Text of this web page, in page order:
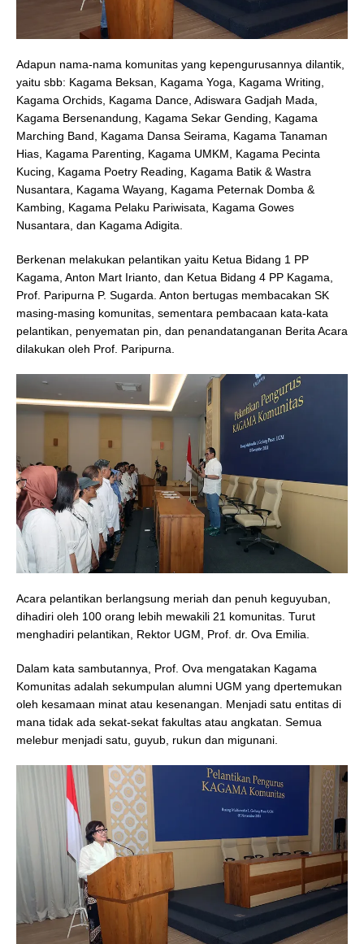
Adapun nama-nama komunitas yang kepengurusannya dilantik,
yaitu sbb: Kagama Beksan, Kagama Yoga, Kagama Writing,
Kagama Orchids, Kagama Dance, Adiswara Gadjah Mada,
Kagama Bersenandung, Kagama Sekar Gending, Kagama
Marching Band, Kagama Dansa Seirama, Kagama Tanaman
Hias, Kagama Parenting, Kagama UMKM, Kagama Pecinta
Kucing, Kagama Poetry Reading, Kagama Batik & Wastra
Nusantara, Kagama Wayang, Kagama Peternak Domba &
Kambing, Kagama Pelaku Pariwisata, Kagama Gowes
Nusantara, dan Kagama Adigita.
Berkenan melakukan pelantikan yaitu Ketua Bidang 1 PP
Kagama, Anton Mart Irianto, dan Ketua Bidang 4 PP Kagama,
Prof. Paripurna P. Sugarda. Anton bertugas membacakan SK
masing-masing komunitas, sementara pembacaan kata-kata
pelantikan, penyematan pin, dan penandatanganan Berita Acara
dilakukan oleh Prof. Paripurna.
Acara pelantikan berlangsung meriah dan penuh keguyuban,
dihadiri oleh 100 orang lebih mewakili 21 komunitas. Turut
menghadiri pelantikan, Rektor UGM, Prof. dr. Ova Emilia.
Dalam kata sambutannya, Prof. Ova mengatakan Kagama
Komunitas adalah sekumpulan alumni UGM yang dpertemukan
oleh kesamaan minat atau kesenangan. Menjadi satu entitas di
mana tidak ada sekat-sekat fakultas atau angkatan. Semua
melebur menjadi satu, guyub, rukun dan migunani.